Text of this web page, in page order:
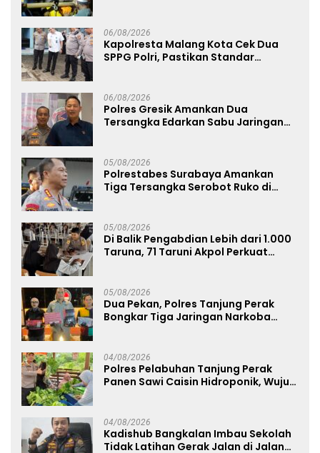
06/08/2026
Kapolresta Malang Kota Cek Dua
SPPG Polri, Pastikan Standar
06/08/2026
Polres Gresik Amankan Dua
Tersangka Edarkan Sabu Jaringan
05/08/2026
Polrestabes Surabaya Amankan
Tiga Tersangka Serobot Ruko di
05/08/2026
Di Balik Pengabdian Lebih dari 1.000
Taruna, 71 Taruni Akpol Perkuat
05/08/2026
Dua Pekan, Polres Tanjung Perak
Bongkar Tiga Jaringan Narkoba
04/08/2026
Polres Pelabuhan Tanjung Perak
Panen Sawi Caisin Hidroponik, Wujud
04/08/2026
Kadishub Bangkalan Imbau Sekolah
Tidak Latihan Gerak Jalan di Jalan